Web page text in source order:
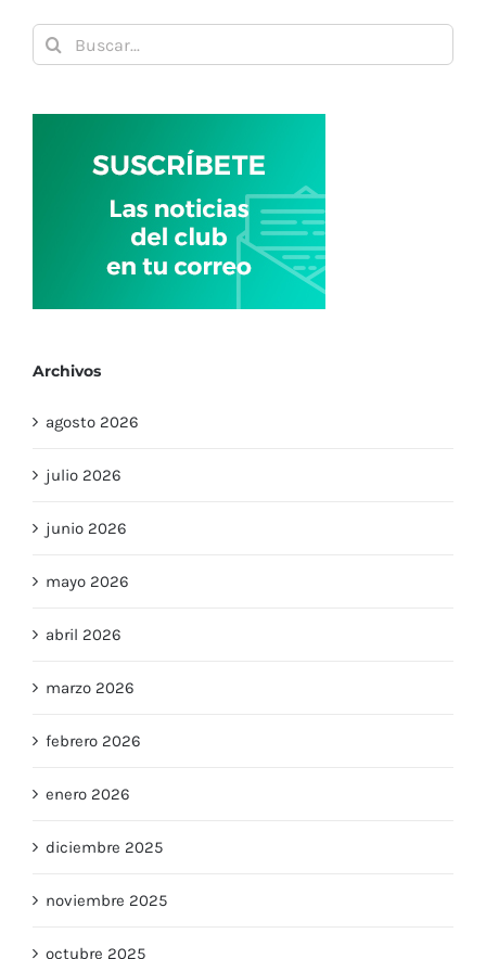
Buscar:
agosto 2026
julio 2026
junio 2026
mayo 2026